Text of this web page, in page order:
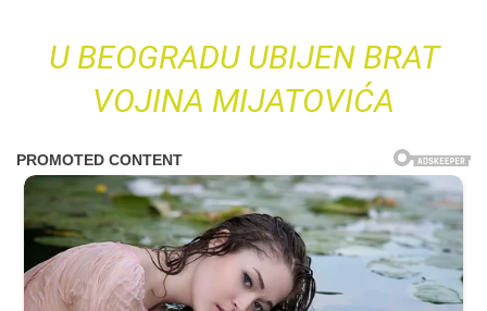
U BEOGRADU UBIJEN BRAT
VOJINA MIJATOVIĆA